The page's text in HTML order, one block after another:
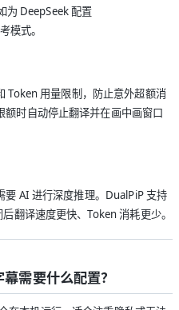
为 DeepSeek 配置
模式。
Token 用量限制，防止意外超额消
时自动停止翻译并在画中画窗口
AI 进行深度推理。DualPiP 支持
翻译速度更快、Token 消耗更少。
需要什么配置？